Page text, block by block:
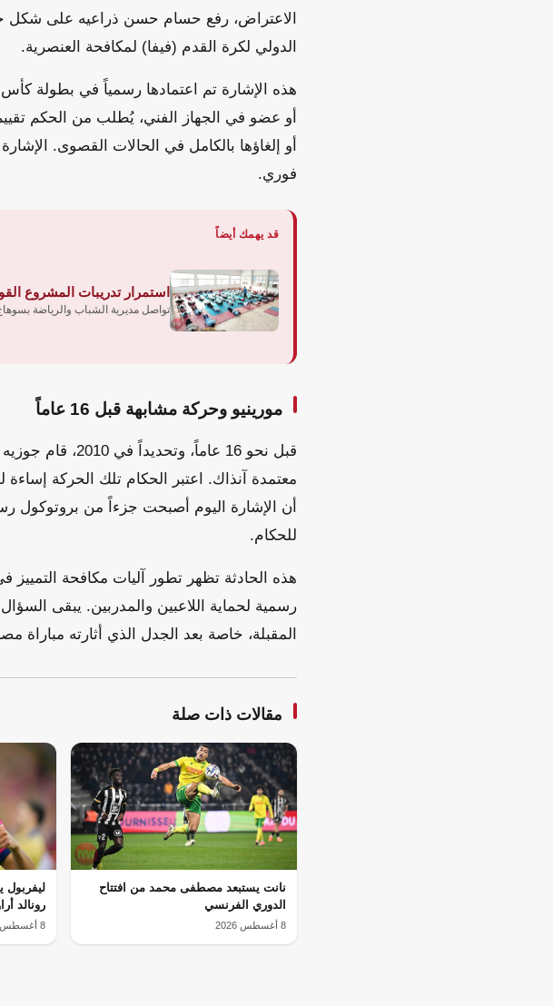
الدولي لكرة القدم (فيفا) لمكافحة العنصرية.
أو عضو في الجهاز الفني، يُطلب من الحكم
أو إلغاؤها بالكامل في الحالات القصوى.
فوري.
قد يهمك أيضاً
استمرار تدريبات المشروع
تواصل مديرية الشباب والرياضة بسوهاج
مورينيو وحركة مشابهة قبل 16 عاماً
قبل نحو 16 عاماً،
معتمدة آنذاك. اعتبر الحكام تلك الحركة إساءة
أن الإشارة اليوم أصبحت جزءاً من بروتوكول
للحكام.
هذه الحادثة تظهر تطور آليات مكافحة
رسمية لحماية اللاعبين والمدربين. يبقى
المقبلة، خاصة بعد الجدل الذي أثارته مباراة
مقالات ذات صلة
نانت يستبعد مصطفى محمد من افتتاح
الدوري الفرنسي
8 أغسطس 2026
ليفربول
رونالد
8 أغسطس 2026